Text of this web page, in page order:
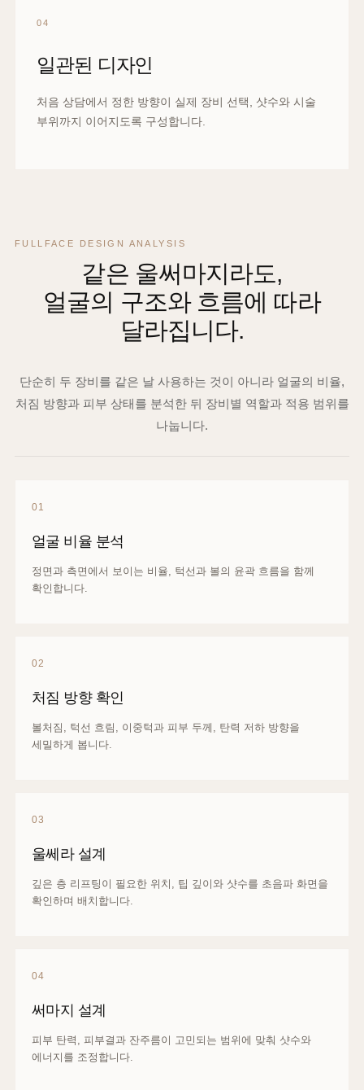
04
일관된 디자인
처음 상담에서 정한 방향이 실제 장비 선택, 샷수와 시술
부위까지 이어지도록 구성합니다.
FULLFACE DESIGN ANALYSIS
같은 울써마지라도,
얼굴의 구조와 흐름에 따라
달라집니다.
단순히 두 장비를 같은 날 사용하는 것이 아니라 얼굴의 비율,
처짐 방향과 피부 상태를 분석한 뒤 장비별 역할과 적용 범위를
나눕니다.
01
얼굴 비율 분석
정면과 측면에서 보이는 비율, 턱선과 볼의 윤곽 흐름을 함께
확인합니다.
02
처짐 방향 확인
볼처짐, 턱선 흐림, 이중턱과 피부 두께, 탄력 저하 방향을
세밀하게 봅니다.
03
울쎄라 설계
깊은 층 리프팅이 필요한 위치, 팁 깊이와 샷수를 초음파 화면을
확인하며 배치합니다.
04
써마지 설계
피부 탄력, 피부결과 잔주름이 고민되는 범위에 맞춰 샷수와
에너지를 조정합니다.